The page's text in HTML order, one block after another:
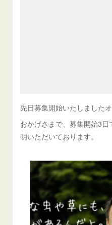
先日募集開始いたしましたオ
おかげさまで、募集開始3
明いただいております。